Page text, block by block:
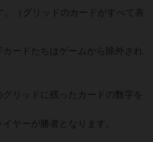
。（グリッドのカードがすべて表
ードたちはゲームから除外され
リッドに残ったカードの数字を
ヤーが勝者となります。